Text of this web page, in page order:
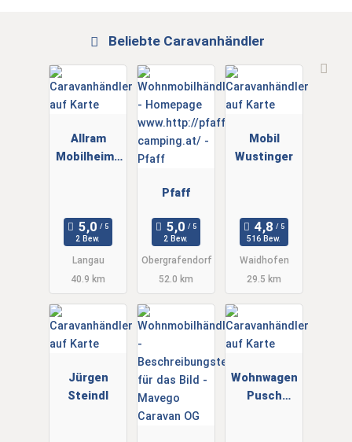
Beliebte Caravanhändler
Allram
Mobilheimb
2 Bew.
Langau
40.9 km
Pfaff
2 Bew.
Obergrafendorf
52.0 km
Mobil
Wustinger
516 Bew.
Waidhofen
29.5 km
Jürgen
Steindl
Wohnwagen
Pusch